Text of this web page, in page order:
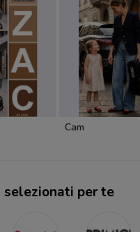
Cam
per te